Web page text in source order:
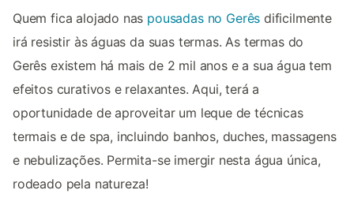
Quem fica alojado nas pousadas no Gerês dificilmente
irá resistir às águas da suas termas. As termas do
Gerês existem há mais de 2 mil anos e a sua água tem
efeitos curativos e relaxantes. Aqui, terá a
oportunidade de aproveitar um leque de técnicas
termais e de spa, incluindo banhos, duches, massagens
e nebulizações. Permita-se imergir nesta água única,
rodeado pela natureza!